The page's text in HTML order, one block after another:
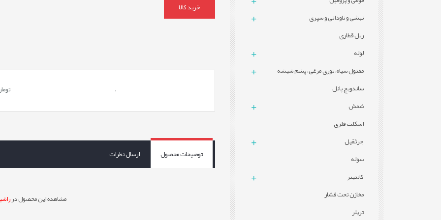
خرید کالا
.
توضیحات محصول ارسال نظرات
مشاهده این محصول در
نبشی و ناودانی و سپری
ریل قطاری
لوله
مفتول سیاه، توری مرغی، پشم شیشه
ساندویچ پانل
شمش
اسکلت فلزی
جرثقیل
سوله
کانتینر
مخازن تحت فشار
تریلر